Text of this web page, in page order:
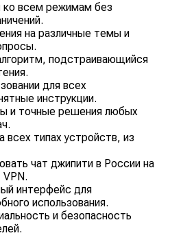
всем режимам без
на различные темы и
подстраивающийся
для всех
инструкции.
и точные решения любых
всех типах устройств, из
чат джипити в России на
интерфейс для
использования.
и безопасность